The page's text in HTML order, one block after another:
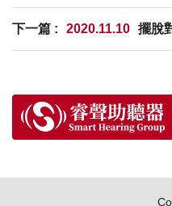
下一篇 : 2020.11.10 擺脫